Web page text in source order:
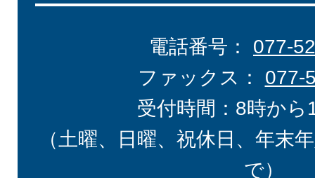
電話番号： 077-
ファックス： 077-
受付時間：8時から
（土曜、日曜、祝休日、年末
で）